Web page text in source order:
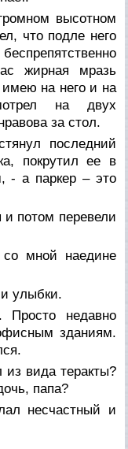
высотном
что подле него
жирная мразь
имею на него и на
на двух
за стол.
последний
покрутил ее в
- а паркер – это
потом перевели
мной наедине
улыбки.
Просто недавно
зданиям.
из вида теракты?
папа?
несчастный и